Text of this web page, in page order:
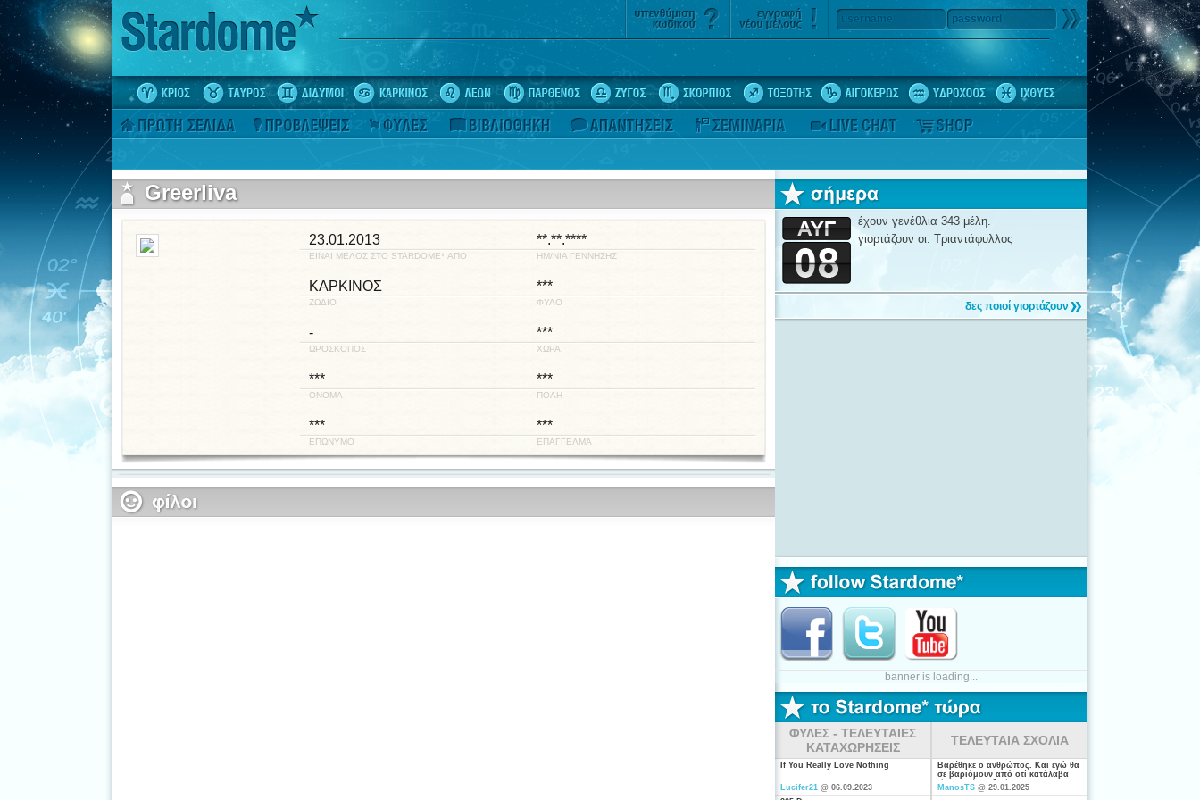
username password
Greerliva
23.01.2013 **.**.****
ΕΙΝΑΙ ΜΕΛΟΣ ΣΤΟ STARDOME* ΑΠΟ ΗΜ/ΝΙΑ ΓΕΝΝΗΣΗΣ
ΚΑΡΚΙΝΟΣ ***
ΖΩΔΙΟ ΦΥΛΟ
- ***
ΩΡΟΣΚΟΠΟΣ ΧΩΡΑ
*** ***
ΟΝΟΜΑ ΠΟΛΗ
*** ***
ΕΠΩΝΥΜΟ ΕΠΑΓΓΕΛΜΑ
έχουν γενέθλια 343 μέλη.
γιορτάζουν οι: Τριαντάφυλλος
δες ποιοί γιορτάζουν
banner is loading...
ΦΥΛΕΣ - ΤΕΛΕΥΤΑΙΕΣ
ΚΑΤΑΧΩΡΗΣΕΙΣ
If You Really Love Nothing
Lucifer21 @ 06.09.2023
ΤΕΛΕΥΤΑΙΑ ΣΧΟΛΙΑ
Βαρέθηκε ο ανθρώπος. Και εγώ θα
σε βαριόμουν από οτί κατάλαβα
είσαι από τις ξενέρωτες που
ψάχνουν απλά για "σύζυγο". Η
ManosTS @ 29.01.2025